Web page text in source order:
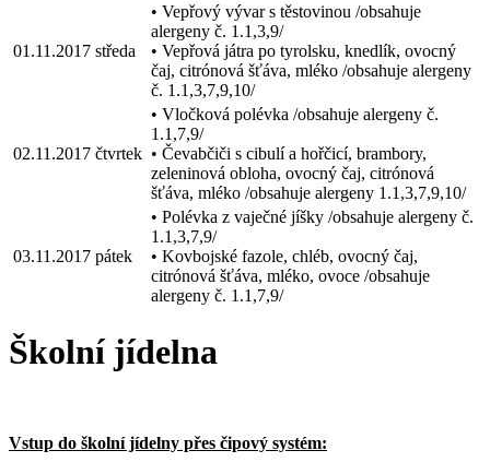
01.11.2017 středa
• Vepřový vývar s těstovinou /obsahuje
alergeny č. 1.1,3,9/
• Vepřová játra po tyrolsku, knedlík, ovocný
čaj, citrónová šťáva, mléko /obsahuje alergeny
č. 1.1,3,7,9,10/
02.11.2017 čtvrtek
• Vločková polévka /obsahuje alergeny č.
1.1,7,9/
• Čevabčiči s cibulí a hořčicí, brambory,
zeleninová obloha, ovocný čaj, citrónová
šťáva, mléko /obsahuje alergeny 1.1,3,7,9,10/
03.11.2017 pátek
• Polévka z vaječné jíšky /obsahuje alergeny č.
1.1,3,7,9/
• Kovbojské fazole, chléb, ovocný čaj,
citrónová šťáva, mléko, ovoce /obsahuje
alergeny č. 1.1,7,9/
Školní jídelna
Vstup do školní jídelny přes čipový systém: